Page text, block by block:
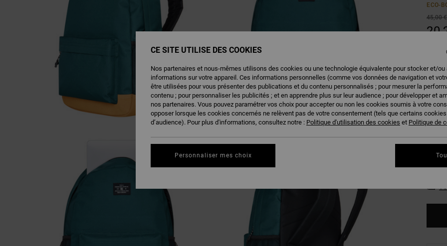
ECO-
45,00 €
CE SITE UTILISE DES COOKIES
Nos partenaires et nous-mêmes utilisons des cookies ou une technologie équivalente pour stocker et/ou
informations sur votre appareil. Ces informations personnelles (comme vos données de navigation et
être utilisées pour vous présenter des publications et du contenu personnalisés ; pour mesurer la
contenu ; pour personnaliser les publicités ; et en apprendre plus sur leur audience ; pour développer et
nos partenaires. Vous pouvez paramétrer vos choix pour accepter ou non les cookies soumis à votre
opposer lorsque les cookies concernés ne relèvent pas de votre consentement (tels que certains
d’audience). Pour plus d'informations, consultez notre : Politique d'utilisation des cookies et Politique de
Personnaliser mes choix